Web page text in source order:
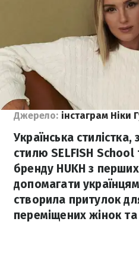
Джерело: інстаграм Ніки
Українська
стилю SELFISH
бренду HUKH з
допомагати
створила притулок
переміщених жінок та